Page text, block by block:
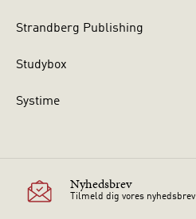
Strandberg Publishing
Studybox
Systime
Nyhedsbrev
Tilmeld dig vores nyhedsbrev